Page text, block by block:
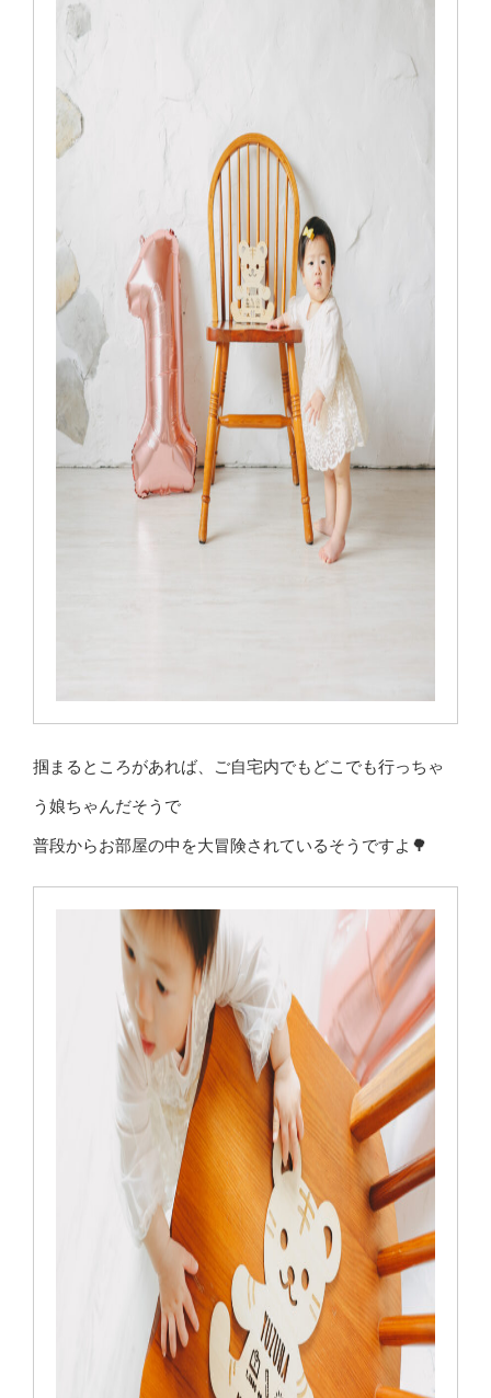
掴まるところがあれば、ご自宅内でもどこでも行っちゃ
う娘ちゃんだそうで
普段からお部屋の中を大冒険されているそうですよ🌳